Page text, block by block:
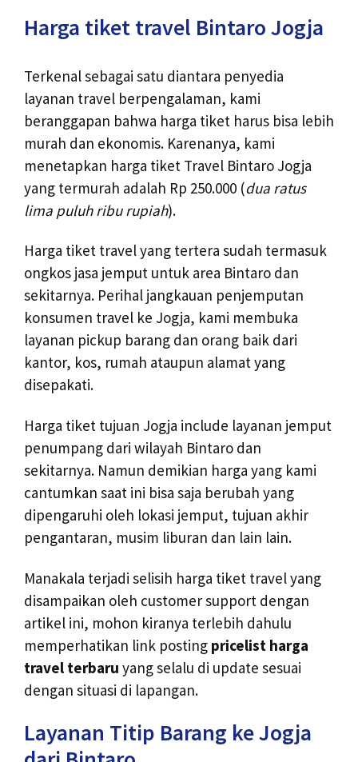
Harga tiket travel Bintaro Jogja
Terkenal sebagai satu diantara penyedia
layanan travel berpengalaman, kami
beranggapan bahwa harga tiket harus bisa lebih
murah dan ekonomis. Karenanya, kami
menetapkan harga tiket Travel Bintaro Jogja
yang termurah adalah Rp 250.000 (dua ratus
lima puluh ribu rupiah).
Harga tiket travel yang tertera sudah termasuk
ongkos jasa jemput untuk area Bintaro dan
sekitarnya. Perihal jangkauan penjemputan
konsumen travel ke Jogja, kami membuka
layanan pickup barang dan orang baik dari
kantor, kos, rumah ataupun alamat yang
disepakati.
Harga tiket tujuan Jogja include layanan jemput
penumpang dari wilayah Bintaro dan
sekitarnya. Namun demikian harga yang kami
cantumkan saat ini bisa saja berubah yang
dipengaruhi oleh lokasi jemput, tujuan akhir
pengantaran, musim liburan dan lain lain.
Manakala terjadi selisih harga tiket travel yang
disampaikan oleh customer support dengan
artikel ini, mohon kiranya terlebih dahulu
memperhatikan link posting pricelist harga
travel terbaru yang selalu di update sesuai
dengan situasi di lapangan.
Layanan Titip Barang ke Jogja